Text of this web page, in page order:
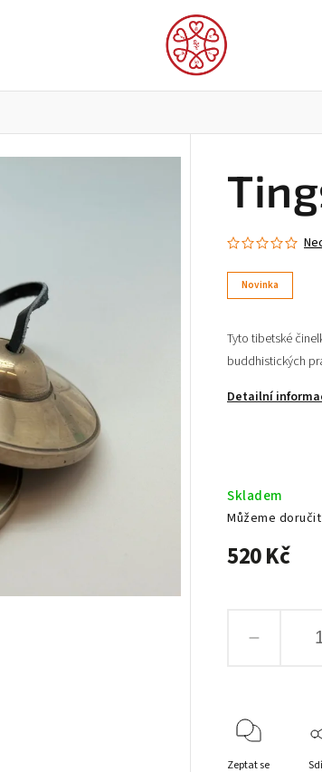
Domácí vybavení
Novinka
Tyto tibetské
buddhistických
Detailní
520 Kč
Skladem
Můžeme
Zeptat se